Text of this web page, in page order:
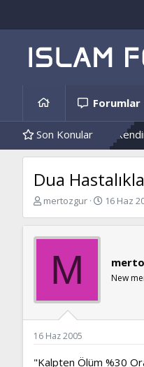
Forumlar
Son Konular
Hâdis Örnekleri Kendini
Dua
K
b
a
a
a
mertozgur
B
h
16 Haz
M New
16 Haz 2005
"Kalpten Ölüm %30